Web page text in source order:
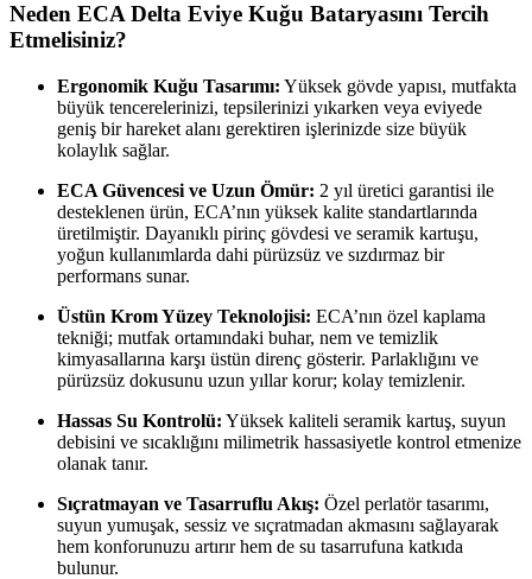
Neden ECA Delta Eviye Kuğu Bataryasını Tercih
Etmelisiniz?
Ergonomik Kuğu Tasarımı: Yüksek gövde yapısı, mutfakta
büyük tencerelerinizi, tepsilerinizi yıkarken veya eviyede
geniş bir hareket alanı gerektiren işlerinizde size büyük
kolaylık sağlar.
ECA Güvencesi ve Uzun Ömür: 2 yıl üretici garantisi ile
desteklenen ürün, ECA’nın yüksek kalite standartlarında
üretilmiştir. Dayanıklı pirinç gövdesi ve seramik kartuşu,
yoğun kullanımlarda dahi pürüzsüz ve sızdırmaz bir
performans sunar.
Üstün Krom Yüzey Teknolojisi: ECA’nın özel kaplama
tekniği; mutfak ortamındaki buhar, nem ve temizlik
kimyasallarına karşı üstün direnç gösterir. Parlaklığını ve
pürüzsüz dokusunu uzun yıllar korur; kolay temizlenir.
Hassas Su Kontrolü: Yüksek kaliteli seramik kartuş, suyun
debisini ve sıcaklığını milimetrik hassasiyetle kontrol etmenize
olanak tanır.
Sıçratmayan ve Tasarruflu Akış: Özel perlatör tasarımı,
suyun yumuşak, sessiz ve sıçratmadan akmasını sağlayarak
hem konforunuzu artırır hem de su tasarrufuna katkıda
bulunur.